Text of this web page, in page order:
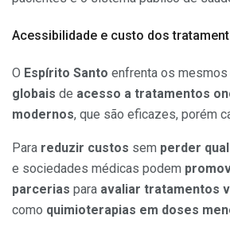
Acessibilidade e custo dos
O Espírito Santo enfrenta os mesmos
globais de acesso a tratamentos
modernos, que são eficazes, porém
Para reduzir custos sem perder
e sociedades médicas podem
parcerias para avaliar tratamentos
como quimioterapias em doses